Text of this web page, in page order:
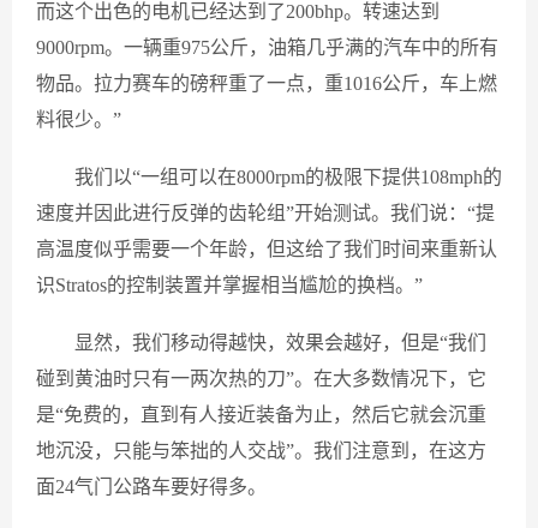
而这个出色的电机已经达到了200bhp。转速达到
9000rpm。一辆重975公斤，油箱几乎满的汽车中的所有
物品。拉力赛车的磅秤重了一点，重1016公斤，车上燃
料很少。”
我们以“一组可以在8000rpm的极限下提供108mph的
速度并因此进行反弹的齿轮组”开始测试。我们说：“提
高温度似乎需要一个年龄，但这给了我们时间来重新认
识Stratos的控制装置并掌握相当尴尬的换档。”
显然，我们移动得越快，效果会越好，但是“我们
碰到黄油时只有一两次热的刀”。在大多数情况下，它
是“免费的，直到有人接近装备为止，然后它就会沉重
地沉没，只能与笨拙的人交战”。我们注意到，在这方
面24气门公路车要好得多。